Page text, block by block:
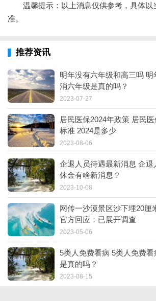
温馨提示：以上消息仅供参考，具体以
准。
推荐资讯
明年没有六年级和高三吗 明
消六年级是真的吗？
2023-07-27
居民医保2024年政策 居民
标准 2024是多少
2023-08-06
企退人员待遇最新消息 企退
休金有啥新消息？
2023-10-08
网传一沙漠景区沙下埋20厘
官方回应：已展开调查
2023-05-06
5类人免费看病 5类人免费看
是真的吗？
2023-08-15